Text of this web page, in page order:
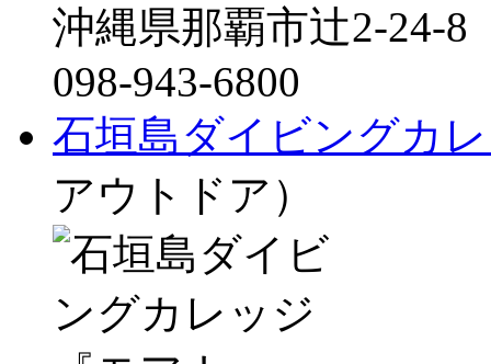
沖縄県那覇市辻2-24-8
098-943-6800
石垣島ダイビングカ
アウトドア）